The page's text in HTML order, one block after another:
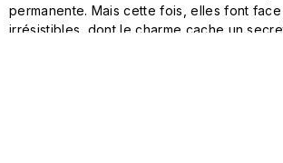
permanente. Mais cette fois, elles font
irrésistibles, dont le charme cache un